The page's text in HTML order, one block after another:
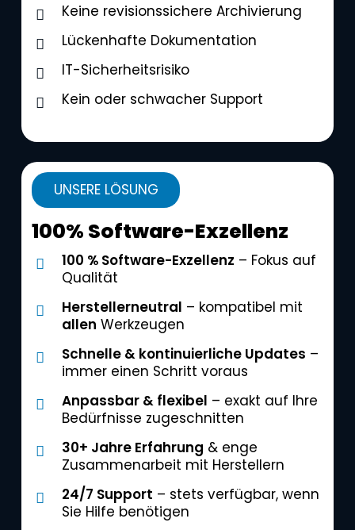
Keine revisionssichere Archivierung
Lückenhafte Dokumentation
IT-Sicherheitsrisiko
Kein oder schwacher Support
UNSERE LÖSUNG
100% Software-Exzellenz
100 % Software-Exzellenz – Fokus auf
Qualität
Herstellerneutral – kompatibel mit
allen Werkzeugen
Schnelle & kontinuierliche Updates –
immer einen Schritt voraus
Anpassbar & flexibel – exakt auf Ihre
Bedürfnisse zugeschnitten
30+ Jahre Erfahrung & enge
Zusammenarbeit mit Herstellern
24/7 Support – stets verfügbar, wenn
Sie Hilfe benötigen